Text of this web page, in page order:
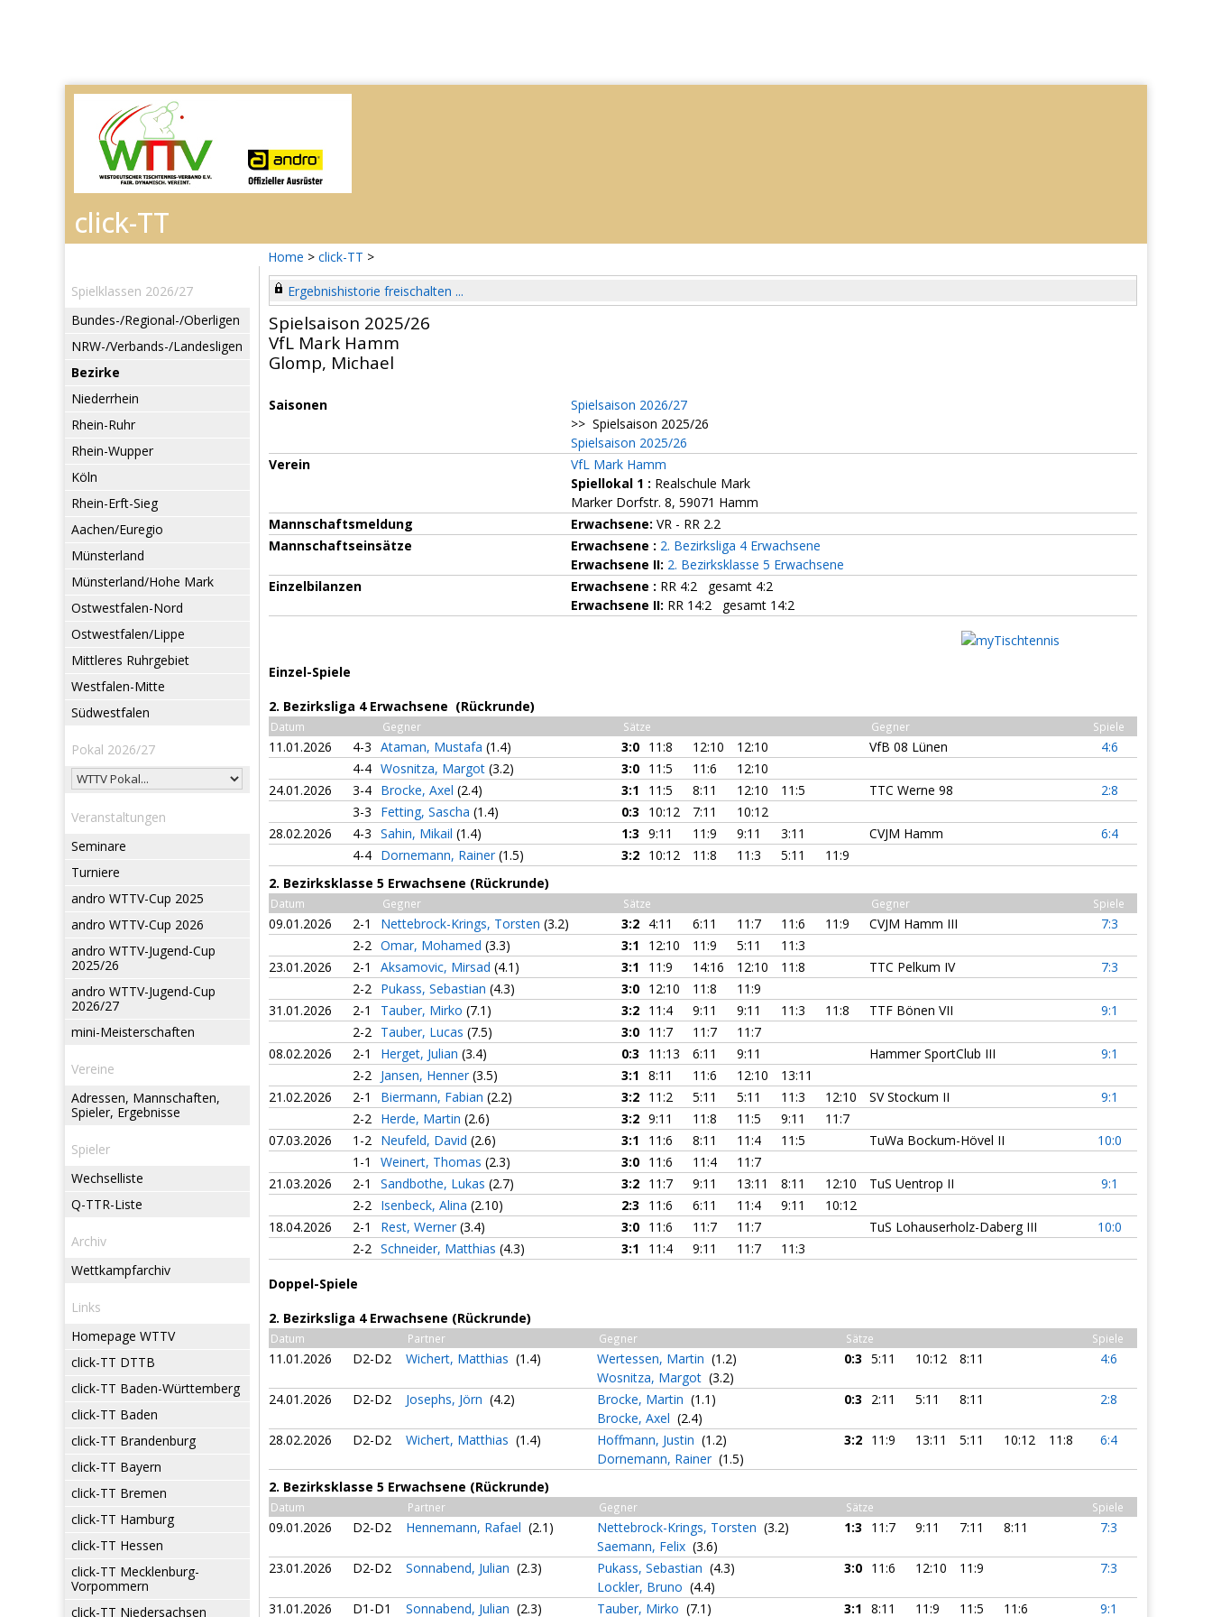
Home > click-TT >
Spielklassen 2026/27
Bundes-/Regional-/Oberligen
NRW-/Verbands-/Landesligen
Bezirke
Niederrhein
Rhein-Ruhr
Rhein-Wupper
Köln
Rhein-Erft-Sieg
Aachen/Euregio
Münsterland
Münsterland/Hohe Mark
Ostwestfalen-Nord
Ostwestfalen/Lippe
Mittleres Ruhrgebiet
Westfalen-Mitte
Südwestfalen
Pokal 2026/27
Veranstaltungen
Seminare
Turniere
andro WTTV-Cup 2025
andro WTTV-Cup 2026
andro WTTV-Jugend-Cup
2025/26
andro WTTV-Jugend-Cup
2026/27
mini-Meisterschaften
Vereine
Adressen, Mannschaften,
Spieler, Ergebnisse
Spieler
Wechselliste
Q-TTR-Liste
Archiv
Wettkampfarchiv
Links
Homepage WTTV
click-TT DTTB
click-TT Baden-Württemberg
click-TT Baden
click-TT Brandenburg
click-TT Bayern
click-TT Bremen
click-TT Hamburg
click-TT Hessen
click-TT Mecklenburg-
Vorpommern
click-TT Niedersachsen
Ergebnishistorie freischalten ...
Spielsaison 2025/26
VfL Mark Hamm
Glomp, Michael
Saisonen
Spielsaison 2026/27
>> Spielsaison 2025/26
Spielsaison 2025/26
Verein
VfL Mark Hamm
Spiellokal 1 : Realschule Mark
Marker Dorfstr. 8, 59071 Hamm
Mannschaftsmeldung
Erwachsene: VR - RR 2.2
Mannschaftseinsätze
Erwachsene : 2. Bezirksliga 4 Erwachsene
Erwachsene II: 2. Bezirksklasse 5 Erwachsene
Einzelbilanzen
Erwachsene : RR 4:2 gesamt 4:2
Erwachsene II: RR 14:2 gesamt 14:2
Einzel-Spiele
2. Bezirksliga 4 Erwachsene (Rückrunde)
Datum Gegner Sätze Gegner Spiele
11.01.2026 4-3 Ataman, Mustafa (1.4) 3:0 11:8 12:10 12:10 VfB 08 Lünen
4:6
4-4 Wosnitza, Margot (3.2) 3:0 11:5 11:6
12:10
24.01.2026
3-4 Brocke, Axel (2.4) 3:1 11:5 8:11 12:10 11:5 TTC Werne 98
2:8
3-3
Fetting, Sascha (1.4) 0:3 10:12 7:11
10:12
28.02.2026
4-3 Sahin, Mikail (1.4) 1:3 9:11 11:9 9:11 3:11 CVJM Hamm
6:4
4-4 Dornemann, Rainer (1.5) 3:2 10:12 11:8 11:3 5:11
11:9
2. Bezirksklasse 5 Erwachsene (Rückrunde)
Datum Gegner Sätze Gegner Spiele
09.01.2026 2-1 Nettebrock-Krings, Torsten (3.2) 3:2 4:11 6:11 11:7 11:6 11:9 CVJM Hamm III
7:3
2-2 Omar, Mohamed (3.3) 3:1 12:10 11:9 5:11
11:3
23.01.2026
2-1 Aksamovic, Mirsad (4.1) 3:1 11:9 14:16 12:10 11:8 TTC Pelkum IV
7:3
2-2 Pukass, Sebastian (4.3) 3:0 12:10 11:8
11:9
31.01.2026
2-1 Tauber, Mirko (7.1) 3:2 11:4 9:11 9:11 11:3 11:8 TTF Bönen VII
9:1
2-2 Tauber, Lucas (7.5) 3:0 11:7 11:7
11:7
08.02.2026
2-1 Herget, Julian (3.4) 0:3 11:13 6:11 9:11 Hammer SportClub III
9:1
2-2 Jansen, Henner (3.5) 3:1 8:11 11:6 12:10
13:11
21.02.2026
2-1 Biermann, Fabian (2.2) 3:2 11:2 5:11 5:11 11:3 12:10 SV Stockum II
9:1
2-2 Herde, Martin (2.6) 3:2 9:11 11:8 11:5 9:11
11:7
07.03.2026
1-2 Neufeld, David (2.6) 3:1 11:6 8:11 11:4 11:5 TuWa Bockum-Hövel II
10:0
1-1
Weinert, Thomas (2.3) 3:0 11:6 11:4
11:7
21.03.2026
2-1 Sandbothe, Lukas (2.7) 3:2 11:7 9:11 13:11 8:11 12:10 TuS Uentrop II
9:1
2-2 Isenbeck, Alina (2.10) 2:3 11:6 6:11 11:4 9:11
10:12
18.04.2026
2-1 Rest, Werner (3.4) 3:0 11:6 11:7 11:7 TuS Lohauserholz-Daberg III
10:0
2-2 Schneider, Matthias (4.3) 3:1 11:4 9:11 11:7 11:3
Doppel-Spiele
2. Bezirksliga 4 Erwachsene (Rückrunde)
Datum Partner Gegner Sätze Spiele
11.01.2026 D2-D2 Wichert, Matthias (1.4) Wertessen, Martin (1.2)
Wosnitza, Margot (3.2)
0:3 5:11 10:12 8:11 4:6
24.01.2026 D2-D2 Josephs, Jörn (4.2) Brocke, Martin (1.1)
Brocke, Axel (2.4)
0:3 2:11 5:11 8:11 2:8
28.02.2026 D2-D2 Wichert, Matthias (1.4) Hoffmann, Justin (1.2)
Dornemann, Rainer (1.5)
3:2 11:9 13:11 5:11 10:12 11:8 6:4
2. Bezirksklasse 5 Erwachsene (Rückrunde)
Datum Partner Gegner Sätze Spiele
09.01.2026 D2-D2 Hennemann, Rafael (2.1) Nettebrock-Krings, Torsten (3.2)
Saemann, Felix (3.6)
1:3 11:7 9:11 7:11 8:11 7:3
23.01.2026 D2-D2 Sonnabend, Julian (2.3) Pukass, Sebastian (4.3)
Lockler, Bruno (4.4)
3:0 11:6 12:10 11:9 7:3
31.01.2026 D1-D1 Sonnabend, Julian (2.3) Tauber, Mirko (7.1) 3:1 8:11 11:9 11:5 11:6 9:1